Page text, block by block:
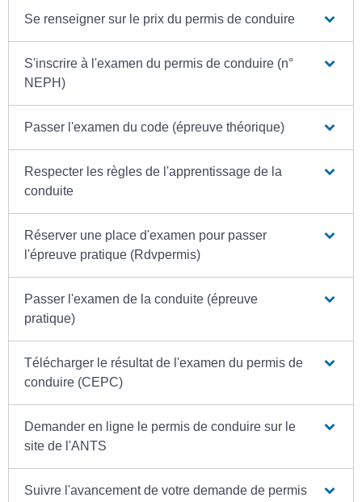
Se renseigner sur le prix du permis de conduire
S'inscrire à l'examen du permis de conduire (n°
NEPH)
Passer l'examen du code (épreuve théorique)
Respecter les règles de l'apprentissage de la
conduite
Réserver une place d'examen pour passer
l'épreuve pratique (Rdvpermis)
Passer l'examen de la conduite (épreuve
pratique)
Télécharger le résultat de l'examen du permis de
conduire (CEPC)
Demander en ligne le permis de conduire sur le
site de l'ANTS
Suivre l'avancement de votre demande de permis